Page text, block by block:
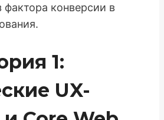
фактора конверсии в
1:
UX-